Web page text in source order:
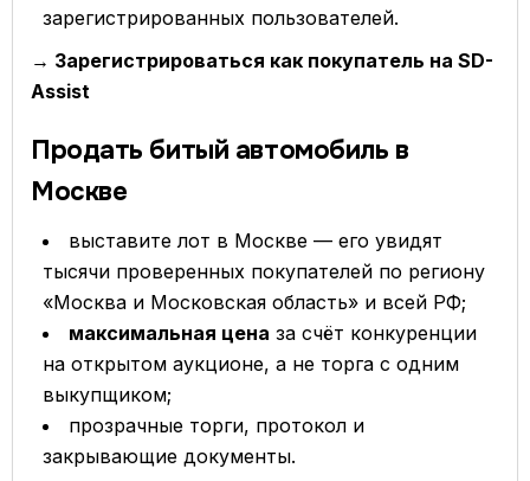
зарегистрированных пользователей.
→ Зарегистрироваться как покупатель на SD-
Assist
Продать битый автомобиль в
Москве
выставите лот в Москве — его увидят
тысячи проверенных покупателей по региону
«Москва и Московская область» и всей РФ;
максимальная цена за счёт конкуренции
на открытом аукционе, а не торга с одним
выкупщиком;
прозрачные торги, протокол и
закрывающие документы.